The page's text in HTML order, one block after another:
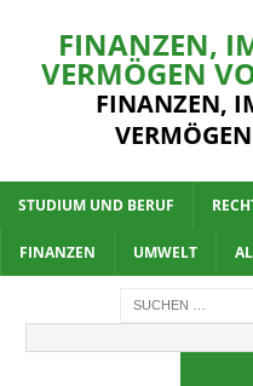
FINANZEN,
VERMÖGEN
FINANZEN,
STUDIUM UND BERUF
FINANZEN UMWELT